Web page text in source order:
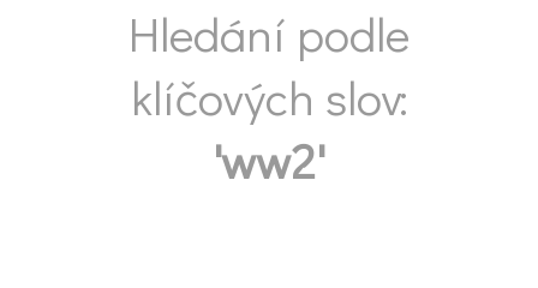
Hledání podle
klíčových slov:
'ww2'